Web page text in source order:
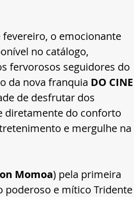
fevereiro, o emocionante
no catálogo,
fervorosos seguidores do
da nova franquia DO CINE
de desfrutar dos
diretamente do conforto
e mergulhe na
Momoa) pela primeira
poderoso e mítico Tridente